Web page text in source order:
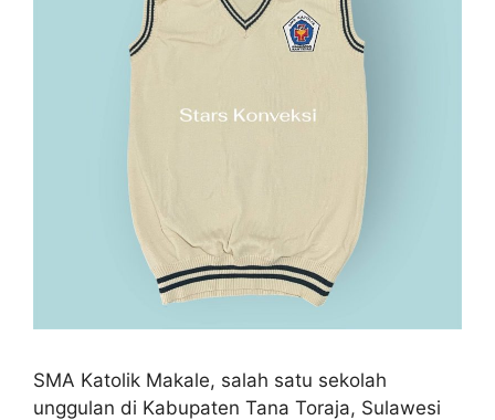
SMA Katolik Makale, salah satu sekolah
unggulan di Kabupaten Tana Toraja, Sulawesi